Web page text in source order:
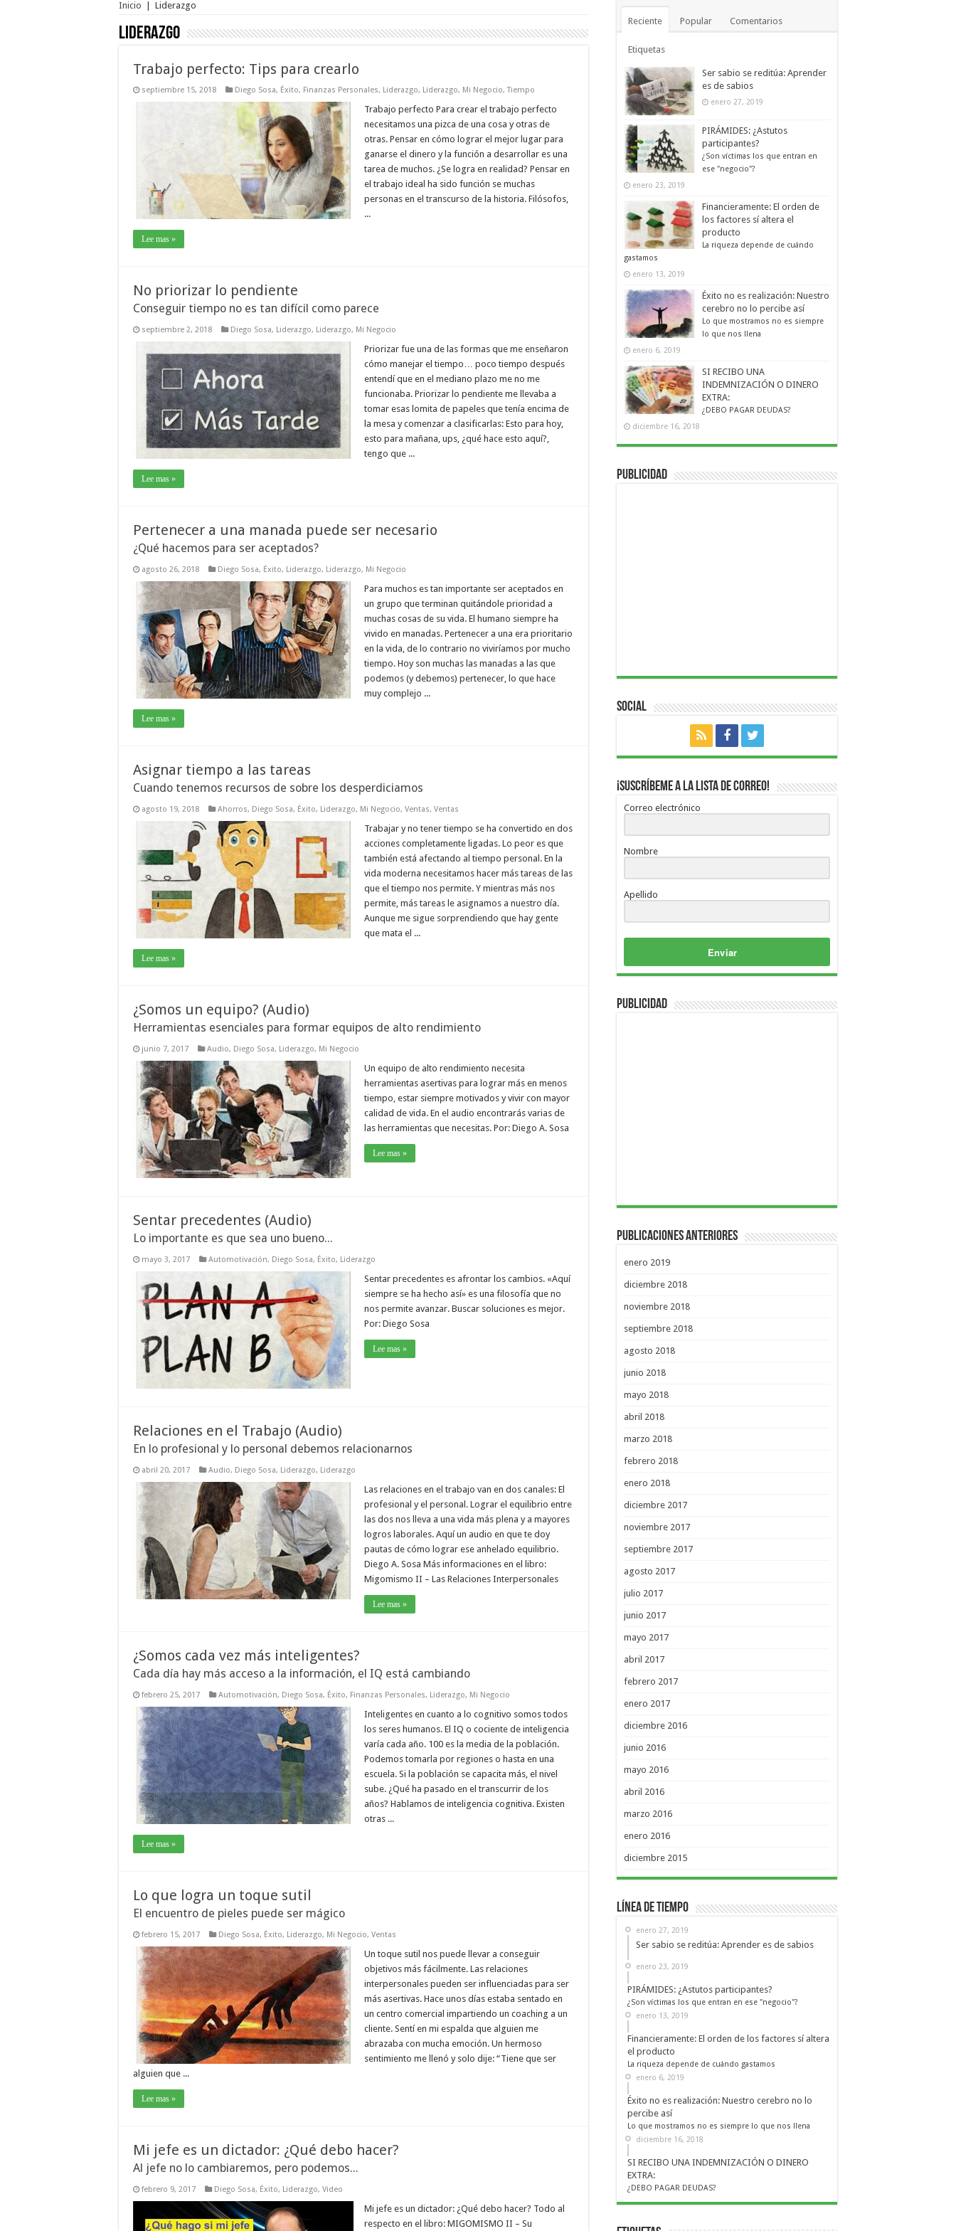
Inicio Liderazgo
Liderazgo
Trabajo perfecto: Tips para crearlo
septiembre 15, 2018 Diego Sosa, Éxito, Finanzas Personales, Liderazgo, Liderazgo, Mi Negocio,Tiempo
Trabajo perfecto Para crear el trabajo perfecto
necesitamos una pizca de una cosa y otras de
otras. Pensar en cómo lograr el mejor lugar para
ganarse el dinero y la función a desarrollar es una
tarea de muchos. ¿Se logra en realidad? Pensar en
el trabajo ideal ha sido función se muchas
personas en el transcurso de la historia. Filósofos,
...
Lee mas »
No priorizar lo pendiente
Conseguir tiempo no es tan difícil como parece
septiembre 2, 2018 Diego Sosa, Liderazgo, Liderazgo, Mi Negocio
Priorizar fue una de las formas que me enseñaron
cómo manejar el tiempo… poco tiempo después
entendí que en el mediano plazo me no me
funcionaba. Priorizar lo pendiente me llevaba a
tomar esas lomita de papeles que tenía encima de
la mesa y comenzar a clasificarlas: Esto para hoy,
esto para mañana, ups, ¿qué hace esto aquí?,
tengo que ...
Lee mas »
Pertenecer a una manada puede ser necesario
¿Qué hacemos para ser aceptados?
agosto 26, 2018 Diego Sosa, Éxito, Liderazgo, Liderazgo, Mi Negocio
Para muchos es tan importante ser aceptados en
un grupo que terminan quitándole prioridad a
muchas cosas de su vida. El humano siempre ha
vivido en manadas. Pertenecer a una era prioritario
en la vida, de lo contrario no viviríamos por mucho
tiempo. Hoy son muchas las manadas a las que
podemos (y debemos) pertenecer, lo que hace
muy complejo ...
Lee mas »
Asignar tiempo a las tareas
Cuando tenemos recursos de sobre los desperdiciamos
agosto 19, 2018 Ahorros, Diego Sosa, Éxito, Liderazgo, Mi Negocio, Ventas, Ventas
Trabajar y no tener tiempo se ha convertido en dos
acciones completamente ligadas. Lo peor es que
también está afectando al tiempo personal. En la
vida moderna necesitamos hacer más tareas de las
que el tiempo nos permite. Y mientras más nos
permite, más tareas le asignamos a nuestro día.
Aunque me sigue sorprendiendo que hay gente
que mata el ...
Lee mas »
¿Somos un equipo? (Audio)
Herramientas esenciales para formar equipos de alto rendimiento
junio 7, 2017 Audio, Diego Sosa, Liderazgo, Mi Negocio
Un equipo de alto rendimiento necesita
herramientas asertivas para lograr más en menos
tiempo, estar siempre motivados y vivir con mayor
calidad de vida. En el audio encontrarás varias de
las herramientas que necesitas. Por: Diego A. Sosa
Lee mas »
Sentar precedentes (Audio)
Lo importante es que sea uno bueno...
mayo 3, 2017 Automotivación, Diego Sosa, Éxito, Liderazgo
Sentar precedentes es afrontar los cambios. «Aquí
siempre se ha hecho así» es una filosofía que no
nos permite avanzar. Buscar soluciones es mejor.
Por: Diego Sosa
Lee mas »
Relaciones en el Trabajo (Audio)
En lo profesional y lo personal debemos relacionarnos
abril 20, 2017 Audio, Diego Sosa, Liderazgo, Liderazgo
Las relaciones en el trabajo van en dos canales: El
profesional y el personal. Lograr el equilibrio entre
las dos nos lleva a una vida más plena y a mayores
logros laborales. Aquí un audio en que te doy
pautas de cómo lograr ese anhelado equilibrio.
Diego A. Sosa Más informaciones en el libro:
Migomismo II – Las Relaciones Interpersonales
Lee mas »
¿Somos cada vez más inteligentes?
Cada día hay más acceso a la información, el IQ está cambiando
febrero 25, 2017 Automotivación, Diego Sosa, Éxito, Finanzas Personales, Liderazgo, Mi Negocio
Inteligentes en cuanto a lo cognitivo somos todos
los seres humanos. El IQ o cociente de inteligencia
varía cada año. 100 es la media de la población.
Podemos tomarla por regiones o hasta en una
escuela. Si la población se capacita más, el nivel
sube. ¿Qué ha pasado en el transcurrir de los
años? Hablamos de inteligencia cognitiva. Existen
otras ...
Lee mas »
Lo que logra un toque sutil
El encuentro de pieles puede ser mágico
febrero 15, 2017 Diego Sosa, Éxito, Liderazgo, Mi Negocio, Ventas
Un toque sutil nos puede llevar a conseguir
objetivos más fácilmente. Las relaciones
interpersonales pueden ser influenciadas para ser
más asertivas. Hace unos días estaba sentado en
un centro comercial impartiendo un coaching a un
cliente. Sentí en mi espalda que alguien me
abrazaba con mucha emoción. Un hermoso
sentimiento me llenó y solo dije: “Tiene que ser
alguien que ...
Lee mas »
Mi jefe es un dictador: ¿Qué debo hacer?
Al jefe no lo cambiaremos, pero podemos...
febrero 9, 2017 Diego Sosa, Éxito, Liderazgo, Video
Mi jefe es un dictador: ¿Qué debo hacer? Todo al
respecto en el libro: MIGOMISMO II – Su
Reciente Popular Comentarios
Etiquetas
Ser sabio se reditúa: Aprender
es de sabios
enero 27, 2019
PIRÁMIDES: ¿Astutos
participantes?
¿Son víctimas los que entran en
ese "negocio"?
enero 23, 2019
Financieramente: El orden de
los factores sí altera el
producto
La riqueza depende de cuándo
gastamos
enero 13, 2019
Éxito no es realización: Nuestro
cerebro no lo percibe así
Lo que mostramos no es siempre
lo que nos llena
enero 6, 2019
SI RECIBO UNA
INDEMNIZACIÓN O DINERO
EXTRA:
¿DEBO PAGAR DEUDAS?
diciembre 16, 2018
Publicidad
Social
¡Suscríbeme a la lista de correo!
Correo electrónico
Nombre
Apellido
Publicidad
Publicaciones Anteriores
enero 2019
diciembre 2018
noviembre 2018
septiembre 2018
agosto 2018
junio 2018
mayo 2018
abril 2018
marzo 2018
febrero 2018
enero 2018
diciembre 2017
noviembre 2017
septiembre 2017
agosto 2017
julio 2017
junio 2017
mayo 2017
abril 2017
febrero 2017
enero 2017
diciembre 2016
junio 2016
mayo 2016
abril 2016
marzo 2016
enero 2016
diciembre 2015
Línea de Tiempo
enero 27, 2019
Ser sabio se reditúa: Aprender es de sabios
enero 23, 2019
PIRÁMIDES: ¿Astutos participantes?
¿Son víctimas los que entran en ese "negocio"?
enero 13, 2019
Financieramente: El orden de los factores sí altera
el producto
La riqueza depende de cuándo gastamos
enero 6, 2019
Éxito no es realización: Nuestro cerebro no lo
percibe así
Lo que mostramos no es siempre lo que nos llena
diciembre 16, 2018
SI RECIBO UNA INDEMNIZACIÓN O DINERO
EXTRA:
¿DEBO PAGAR DEUDAS?